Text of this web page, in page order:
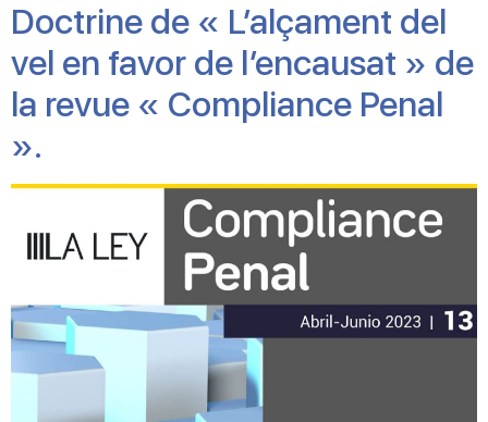
Doctrine de « L’alçament del
vel en favor de l’encausat » de
la revue « Compliance Penal
».